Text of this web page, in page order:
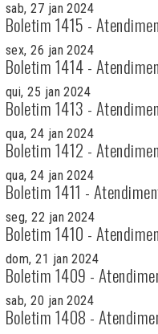
sab, 27 jan 2024
Boletim 1415 -
sex, 26 jan 2024
Boletim 1414 -
qui, 25 jan 2024
Boletim 1413 -
qua, 24 jan 2024
Boletim 1412 -
qua, 24 jan 2024
Boletim 1411 -
seg, 22 jan 2024
Boletim 1410 -
dom, 21 jan 2024
Boletim 1409 -
sab, 20 jan 2024
Boletim 1408 -